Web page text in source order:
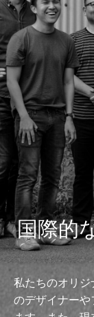
国際的
私たちのオリジ
のデザイナー